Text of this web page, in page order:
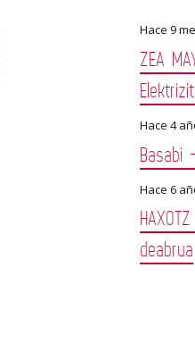
Hace 9
ZEA
Hace 4
Basabi
Hace 6
deabrua